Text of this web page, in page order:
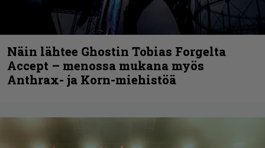
Näin lähtee Ghostin Tobias Forgelta
Accept – menossa mukana myös
Anthrax- ja Korn-miehistöä